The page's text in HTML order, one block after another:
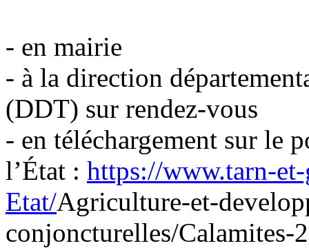
- en mairie
- à la direction
(DDT) sur rendez-vous
- en téléchargement sur le
l’État : https://www.tarn-
Etat/Agriculture-et-
conjoncturelles/Calamites-